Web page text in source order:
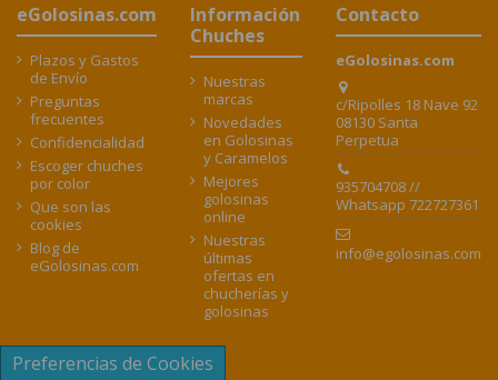
eGolosinas.com
Plazos y Gastos
de Envío
Preguntas
frecuentes
Confidencialidad
Escoger chuches
por color
Que son las
cookies
Blog de
eGolosinas.com
Información
Chuches
Nuestras
marcas
Novedades
en Golosinas
y Caramelos
Mejores
golosinas
online
Nuestras
últimas
ofertas en
chucherías y
golosinas
Contacto
eGolosinas.com
c/Ripolles 18 Nave 92
08130 Santa
Perpetua
935704708 //
Whatsapp 722727361
info@egolosinas.com
Preferencias de Cookies